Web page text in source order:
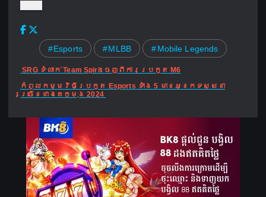
Esports MLBB Mobile Legends
P
o
s
a
v
g
SRG ទំលាក់ Team Spirit ចេញពីការប្រកួត M6
កំពូលកម្មវិធីប្រកួត Esports ទាំង 5 មានអ្នកទស្សនា
ច្រើនជាងគេក្មុង 2024